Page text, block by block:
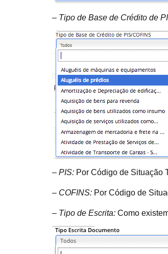
– Tipo de Base de Crédito de
– PIS: Por Código de Situação
– COFINS: Por Código de
– Tipo de Escrita: Como